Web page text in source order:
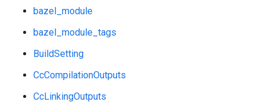
bazel_module
bazel_module_tags
BuildSetting
CcCompilationOutputs
CcLinkingOutputs